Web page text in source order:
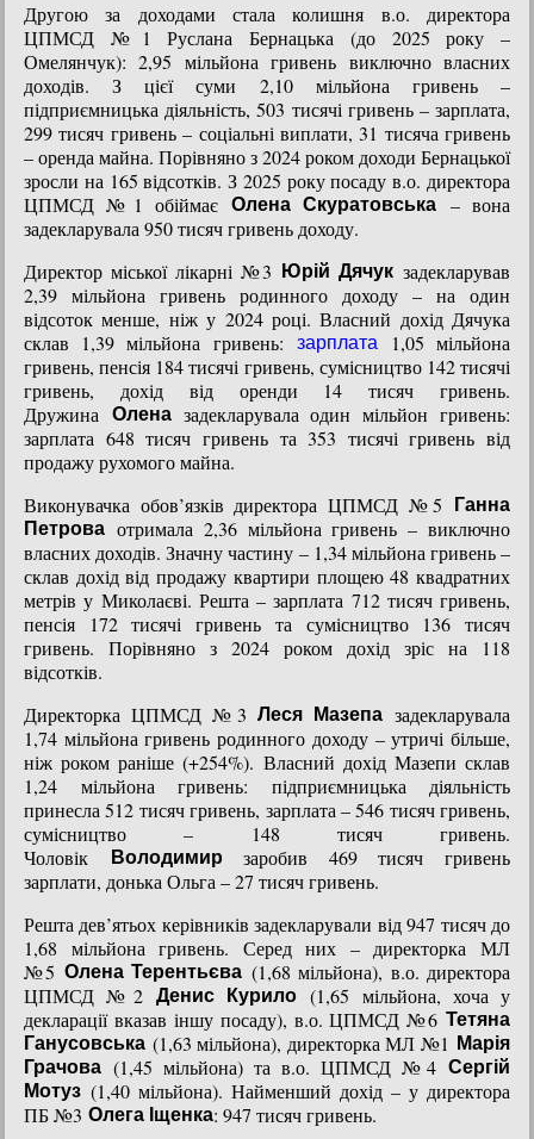
Другою за доходами стала колишня в.о. директора
ЦПМСД №1 Руслана Бернацька (до 2025 року –
Омелянчук): 2,95 мільйона гривень виключно власних
доходів. З цієї суми 2,10 мільйона гривень –
підприємницька діяльність, 503 тисячі гривень – зарплата,
299 тисяч гривень – соціальні виплати, 31 тисяча гривень
– оренда майна. Порівняно з 2024 роком доходи Бернацької
зросли на 165 відсотків. З 2025 року посаду в.о. директора
ЦПМСД №1 обіймаєОлена Скуратовська
– вона
задекларувала 950 тисяч гривень доходу.
Директор міської лікарні №3
Юрій Дячук задекларував
2,39 мільйона гривень родинного доходу – на один
відсоток менше, ніж у 2024 році. Власний дохід Дячука
склав 1,39 мільйона гривень:
зарплата1,05 мільйона
гривень, пенсія 184 тисячі гривень, сумісництво 142 тисячі
гривень, дохід від оренди 14 тисяч гривень.
Дружина
Олена задекларувала один мільйон гривень:
зарплата 648 тисяч гривень та 353 тисячі гривень від
продажу рухомого майна.
Виконувачка обов’язків директора ЦПМСД №5
Ганна
Петрова отримала 2,36 мільйона гривень – виключно
власних доходів. Значну частину – 1,34 мільйона гривень –
склав дохід від продажу квартири площею 48 квадратних
метрів у Миколаєві. Решта – зарплата 712 тисяч гривень,
пенсія 172 тисячі гривень та сумісництво 136 тисяч
гривень. Порівняно з 2024 роком дохід зріс на 118
відсотків.
Директорка ЦПМСД №3Леся Мазепа задекларувала
1,74 мільйона гривень родинного доходу – утричі більше,
ніж роком раніше (+254%). Власний дохід Мазепи склав
1,24 мільйона гривень: підприємницька діяльність
принесла 512 тисяч гривень, зарплата – 546 тисяч гривень,
сумісництво – 148 тисяч гривень.
Чоловік
Володимирзаробив 469 тисяч гривень
зарплати, донька Ольга – 27 тисяч гривень.
Решта дев’ятьох керівників задекларували від 947 тисяч до
1,68 мільйона гривень. Серед них – директорка МЛ
№5 Олена Терентьєва (1,68 мільйона), в.о. директора
ЦПМСД №2
Денис Курило
(1,65 мільйона, хоча у
декларації вказав іншу посаду), в.о. ЦПМСД №6 Тетяна
Ганусовська (1,63 мільйона), директорка МЛ №1
Марія
Грачова (1,45 мільйона) та в.о. ЦПМСД №4 Сергій
Мотуз (1,40 мільйона). Найменший дохід – у директора
ПБ №3 Олега Іщенка: 947 тисяч гривень.